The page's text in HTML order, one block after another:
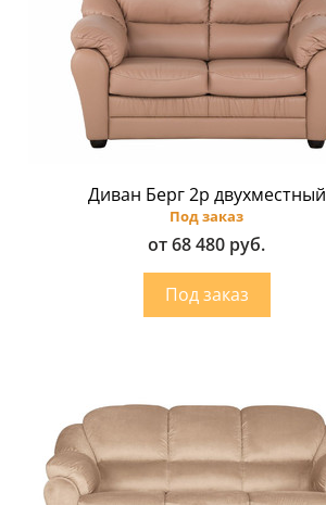
Диван Берг 2р двухместный
Под заказ
от 68 480 руб.